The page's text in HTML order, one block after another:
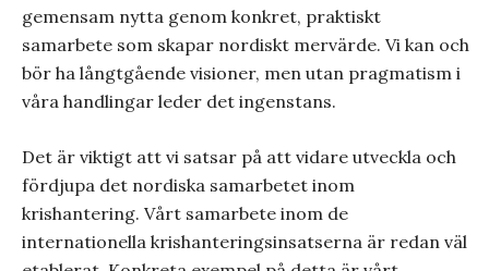
gemensam nytta genom konkret, praktiskt
samarbete som skapar nordiskt mervärde. Vi kan och
bör ha långtgående visioner, men utan pragmatism i
våra handlingar leder det ingenstans.
Det är viktigt att vi satsar på att vidare utveckla och
fördjupa det nordiska samarbetet inom
krishantering. Vårt samarbete inom de
internationella krishanteringsinsatserna är redan väl